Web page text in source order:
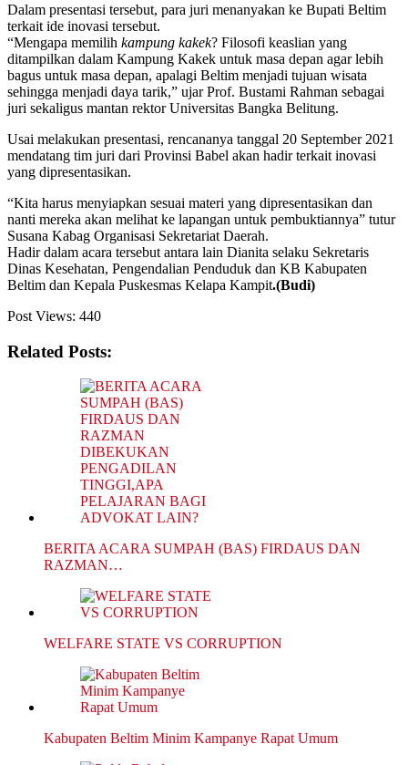
Dalam presentasi tersebut, para juri menanyakan ke Bupati Beltim
terkait ide inovasi tersebut.
“Mengapa memilih kampung kakek? Filosofi keaslian yang
ditampilkan dalam Kampung Kakek untuk masa depan agar lebih
bagus untuk masa depan, apalagi Beltim menjadi tujuan wisata
sehingga menjadi daya tarik,” ujar Prof. Bustami Rahman sebagai
juri sekaligus mantan rektor Universitas Bangka Belitung.
Usai melakukan presentasi, rencananya tanggal 20 September 2021
mendatang tim juri dari Provinsi Babel akan hadir terkait inovasi
yang dipresentasikan.
“Kita harus menyiapkan sesuai materi yang dipresentasikan dan
nanti mereka akan melihat ke lapangan untuk pembuktiannya” tutur
Susana Kabag Organisasi Sekretariat Daerah.
Hadir dalam acara tersebut antara lain Dianita selaku Sekretaris
Dinas Kesehatan, Pengendalian Penduduk dan KB Kabupaten
Beltim dan Kepala Puskesmas Kelapa Kampit.(Budi)
Post Views: 440
Related Posts:
BERITA ACARA SUMPAH (BAS) FIRDAUS DAN
RAZMAN…
WELFARE STATE VS CORRUPTION
Kabupaten Beltim Minim Kampanye Rapat Umum